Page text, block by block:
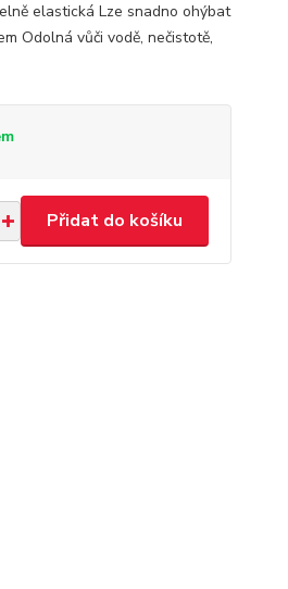
elastická Lze snadno ohýbat
Odolná vůči vodě, nečistotě,
Přidat do košíku